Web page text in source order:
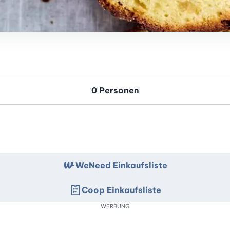
WeNeed Einkaufsliste
Coop Einkaufsliste
WERBUNG